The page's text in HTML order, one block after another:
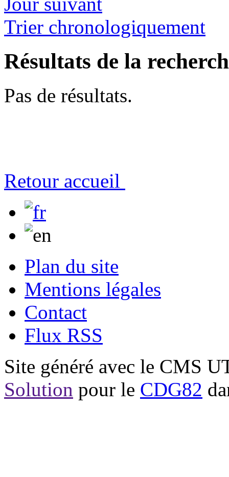
Trier chronologiquement
Résultats de la
Pas de résultats.
Retour accueil
Plan du site
Mentions légales
Contact
Flux RSS
Site généré avec le CMS
Solution pour le CDG82